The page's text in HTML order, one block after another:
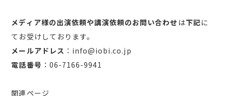
メディア様の出演依頼や講演依頼のお問い合わせ は下記に
てお受けしております。
メールアドレス ：info@iobi.co.jp
電話番号 ：06-7166-9941
関連ページ